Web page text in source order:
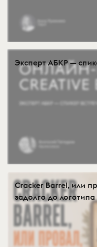
Эксперт АБКР —
Cracker Barrel, или
задолго до логотипа